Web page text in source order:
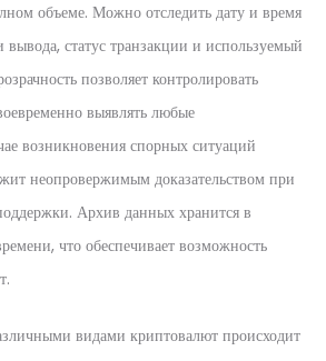
объеме. Можно отследить дату и время
статус транзакции и используемый
позволяет контролировать
выявлять любые
возникновения спорных ситуаций
неопровержимым доказательством при
Архив данных хранится в
что обеспечивает возможность
видами криптовалют происходит